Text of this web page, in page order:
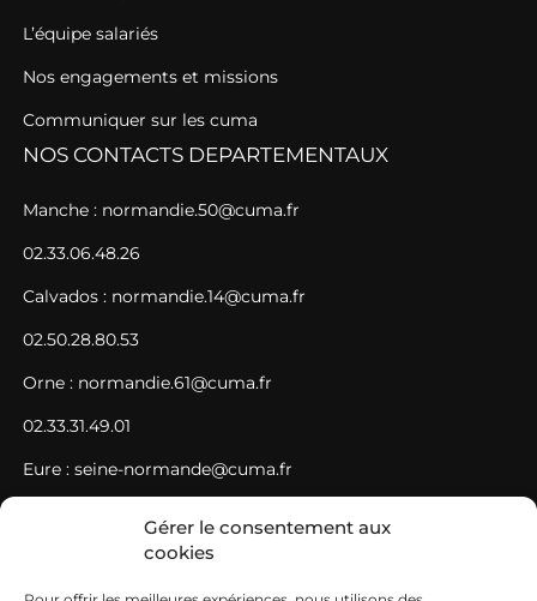
Gérer le consentement aux
cookies
L’équipe salariés
Nos engagements et missions
Communiquer sur les cuma
NOS CONTACTS DEPARTEMENTAUX
Manche : normandie.50@cuma.fr
02.33.06.48.26
Calvados : normandie.14@cuma.fr
02.50.28.80.53
Orne : normandie.61@cuma.fr
02.33.31.49.01
Eure : seine-normande@cuma.fr
Seine-Maritime : seine-normande@cuma.fr